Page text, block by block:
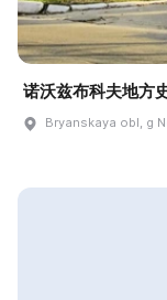
诺沃兹布科夫地方
Bryanskaya obl, g